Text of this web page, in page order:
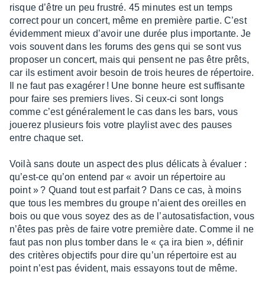
risque d’être un peu frus­tré. 45 minutes est un temps
correct pour un concert, même en première partie. C’est
évidem­ment mieux d’avoir une durée plus impor­tante. Je
vois souvent dans les forums des gens qui se sont vus
propo­ser un concert, mais qui pensent ne pas être prêts,
car ils estiment avoir besoin de trois heures de réper­toire.
Il ne faut pas exagé­rer ! Une bonne heure est suffi­sante
pour faire ses premiers lives. Si ceux-ci sont longs
comme c’est géné­ra­le­ment le cas dans les bars, vous
joue­rez plusieurs fois votre play­list avec des pauses
entre chaque set.
Voilà sans doute un aspect des plus déli­cats à évaluer :
qu’est-ce qu’on entend par « avoir un réper­toire au
point » ? Quand tout est parfait ? Dans ce cas, à moins
que tous les membres du groupe n’aient des oreilles en
bois ou que vous soyez des as de l’au­to­sa­tis­fac­tion, vous
n’êtes pas près de faire votre première date. Comme il ne
faut pas non plus tomber dans le « ça ira bien », défi­nir
des critères objec­tifs pour dire qu’un réper­toire est au
point n’est pas évident, mais essayons tout de même.